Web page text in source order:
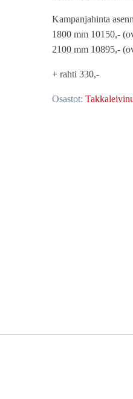
Kampanjahinta
1800 mm 10150,-
2100 mm 10895,-
+ rahti 330,-
Osastot: